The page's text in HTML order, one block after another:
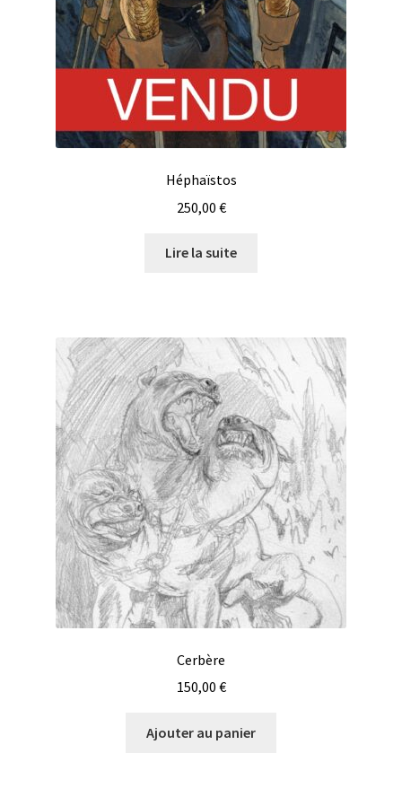
Héphaïstos
250,00 €
Lire la suite
Cerbère
150,00 €
Ajouter au panier